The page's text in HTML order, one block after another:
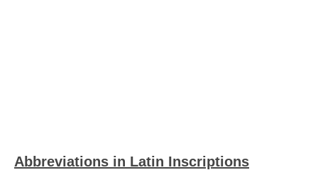
Abbreviations in Latin Inscriptions